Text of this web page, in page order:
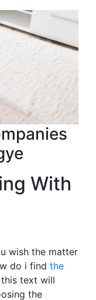
With
wish the matter
do i find the
text will
the